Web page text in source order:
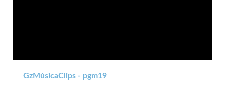
GzMúsicaClips - pgm19